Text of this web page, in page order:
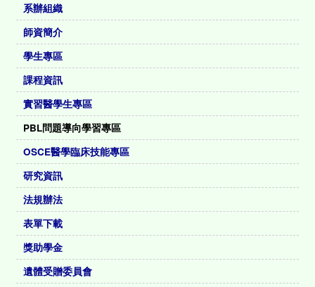
系辦組織
師資簡介
學生專區
課程資訊
實習醫學生專區
PBL問題導向學習專區
OSCE醫學臨床技能專區
研究資訊
法規辦法
表單下載
獎助學金
遺體受贈委員會